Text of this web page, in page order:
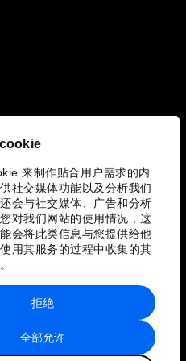
来制作贴合用户需求的内
社交媒体功能以及分析我们
会与社交媒体、广告和分析
对我们网站的使用情况，这
会将此类信息与您提供给他
用其服务的过程中收集的其
全部允许
拒绝